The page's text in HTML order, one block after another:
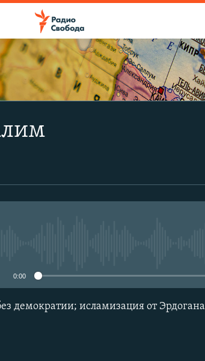
Spotify
0:00
демократии; исламизация от Эрдогана